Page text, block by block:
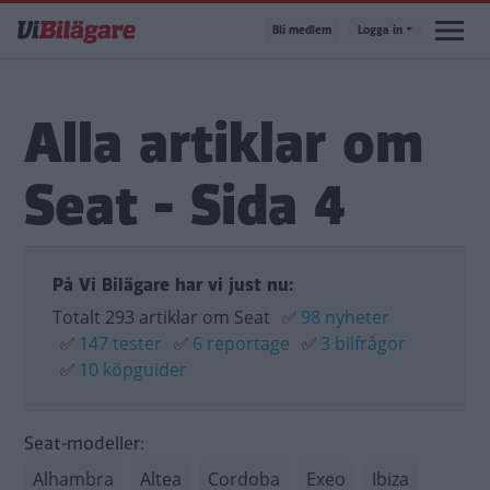
till
Bli medlem Logga in
Alla artiklar om
Seat - Sida 4
På Vi Bilägare har vi just nu:
Totalt 293 artiklar om Seat ✅ 98 nyheter
✅ 147 tester ✅ 6 reportage ✅ 3 bilfrågor
✅ 10 köpguider
Seat-modeller:
Alhambra Altea Cordoba Exeo Ibiza